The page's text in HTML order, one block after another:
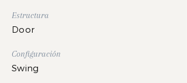
Estructura
Door
Configuración
Swing